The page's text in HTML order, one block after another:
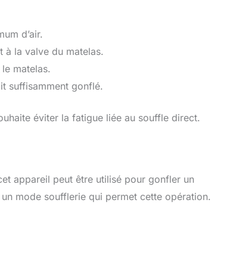
d’air.
à la valve du matelas.
matelas.
suffisamment gonflé.
éviter la fatigue liée au souffle direct.
appareil peut être utilisé pour gonfler un
mode soufflerie qui permet cette opération.